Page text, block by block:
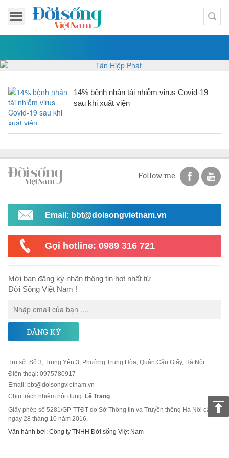
14% bệnh nhân tái nhiễm virus Covid-19
sau khi xuất viện
Follow me
Email: bbt@doisongvietnam.vn
Gọi hotline: 0989 316 721
Mời bạn đăng ký nhận thông tin hot nhất từ
Đời Sống Việt Nam !
ĐĂNG KÝ
Trụ sở: Số 3, Trung Yên 3, Phường Trung Hòa, Quận Cầu Giấy, Hà Nội
Điện thoại: 0975780917
Email : bbt@doisongvietnam.vn
Chịu trách nhiệm nội dung: Lê Trang
Giấy phép số 5281/GP-TTĐT do Sở Thông tin và Truyền thông Hà Nội cấp
ngày 28 tháng 10 năm 2016.
Vận hành bởi: Công ty TNHH Đời sống Việt Nam